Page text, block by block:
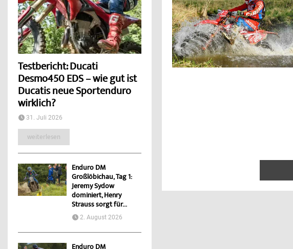
Testbericht: Ducati
Desmo450 EDS – wie gut ist
Ducatis neue Sportenduro
wirklich?
31. Juli 2026
weiterlesen
Enduro DM
Großlöbichau, Tag 1:
Jeremy Sydow
dominiert, Henry
Strauss sorgt für...
2. August 2026